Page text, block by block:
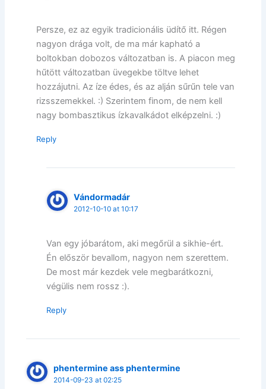
Persze, ez az egyik tradicionális üdítő itt. Régen
nagyon drága volt, de ma már kapható a
boltokban dobozos változatban is. A piacon meg
hűtött változatban üvegekbe töltve lehet
hozzájutni. Az íze édes, és az alján sűrűn tele van
rizsszemekkel. :) Szerintem finom, de nem kell
nagy bombasztikus ízkavalkádot elképzelni. :)
Reply
Vándormadár
2012-10-10 at 10:17
Van egy jóbarátom, aki megőrül a sikhie-ért.
Én először bevallom, nagyon nem szerettem.
De most már kezdek vele megbarátkozni,
végülis nem rossz :).
Reply
phentermine ass phentermine
2014-09-23 at 02:25